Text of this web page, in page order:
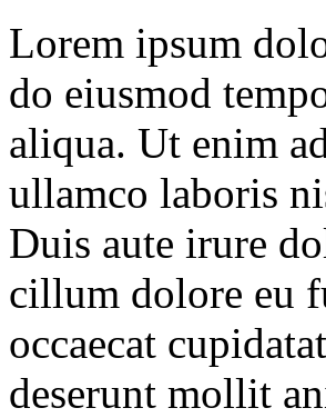
Lorem ipsum
do eiusmod
aliqua. Ut enim
ullamco laboris
Duis aute irure
cillum dolore eu
occaecat
deserunt mollit